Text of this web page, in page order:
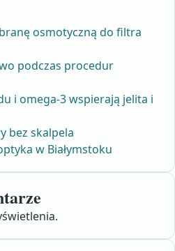
osmotyczną do filtra
podczas procedur
i omega-3 wspierają jelita i
bez skalpela
w Białymstoku